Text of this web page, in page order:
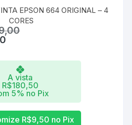
EPSON 664 ORIGINAL – 4
CORES
A vista
R$180,50
5% no Pix
R$9,50 no Pix